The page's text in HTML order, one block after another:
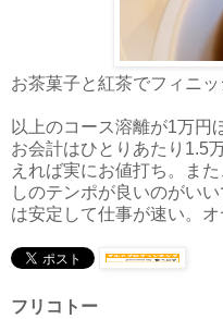
お茶菓子と紅茶でフィニ
以上のコース溶離が1万円
お会計はひとりあたり1.5
えれば実にお値打ち。ま
しのテンポが良いのがい
は安定して仕事が速い。
フリコトー